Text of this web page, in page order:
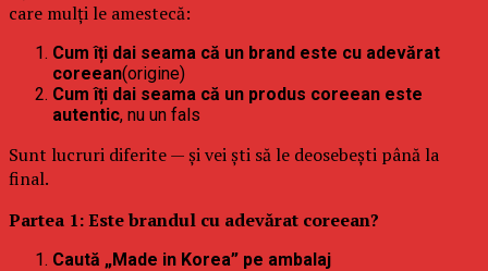
care mulți le amestecă:
Cum îți dai seama că un brand este cu adevărat
coreean(origine)
Cum îți dai seama că un produs coreean este
autentic, nu un fals
Sunt lucruri diferite — și vei ști să le deosebești până la
final.
Partea 1: Este brandul cu adevărat coreean?
Caută „Made in Korea” pe ambalaj